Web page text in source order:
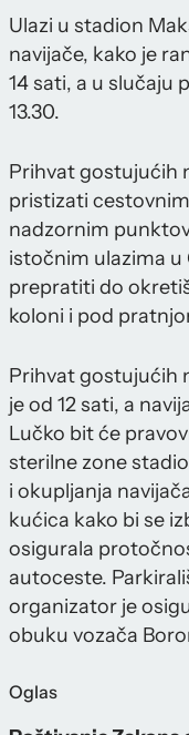
Ulazi u stadion
navijače, kako je
14 sati, a u slučaju
13.30.
Prihvat gostujućih
pristizati
nadzornim
istočnim ulazima u
prepratiti do
koloni i pod
Prihvat gostujućih
je od 12 sati, a
Lučko bit će
sterilne zone
i okupljanja
kućica kako bi se
osigurala
autoceste.
organizator je
obuku vozača
Oglas